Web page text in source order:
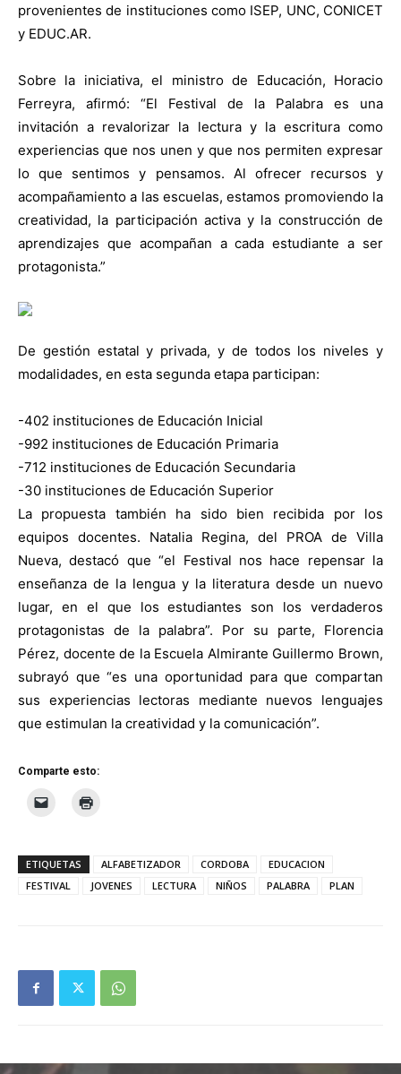
provenientes de instituciones como ISEP, UNC, CONICET
y EDUC.AR.
Sobre la iniciativa, el ministro de Educación, Horacio
Ferreyra, afirmó: “El Festival de la Palabra es una
invitación a revalorizar la lectura y la escritura como
experiencias que nos unen y que nos permiten expresar
lo que sentimos y pensamos. Al ofrecer recursos y
acompañamiento a las escuelas, estamos promoviendo la
creatividad, la participación activa y la construcción de
aprendizajes que acompañan a cada estudiante a ser
protagonista.”
De gestión estatal y privada, y de todos los niveles y
modalidades, en esta segunda etapa participan:
-402 instituciones de Educación Inicial
-992 instituciones de Educación Primaria
-712 instituciones de Educación Secundaria
-30 instituciones de Educación Superior
La propuesta también ha sido bien recibida por los
equipos docentes. Natalia Regina, del PROA de Villa
Nueva, destacó que “el Festival nos hace repensar la
enseñanza de la lengua y la literatura desde un nuevo
lugar, en el que los estudiantes son los verdaderos
protagonistas de la palabra”. Por su parte, Florencia
Pérez, docente de la Escuela Almirante Guillermo Brown,
subrayó que “es una oportunidad para que compartan
sus experiencias lectoras mediante nuevos lenguajes
que estimulan la creatividad y la comunicación”.
Comparte esto:
ETIQUETAS ALFABETIZADOR CORDOBA
EDUCACION
FESTIVAL
JOVENES LECTURA NIÑOS PALABRA PLAN